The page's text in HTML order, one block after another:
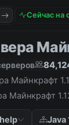
Сейчас на
Майнкрафт
Майнкрафт
Java